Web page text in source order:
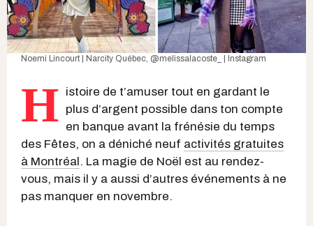
Noemi Lincourt | Narcity Québec, @melissalacoste_ | Instagram
H istoire de t’amuser tout en gardant le
plus d’argent possible dans ton compte
en banque avant la frénésie du temps
des Fêtes, on a déniché neuf activités gratuites
à Montréal . La magie de Noël est au rendez-
vous, mais il y a aussi d’autres événements à ne
pas manquer en novembre.